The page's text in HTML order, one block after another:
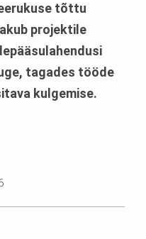
tõttu
projektile
tagades tööde
kulgemise.